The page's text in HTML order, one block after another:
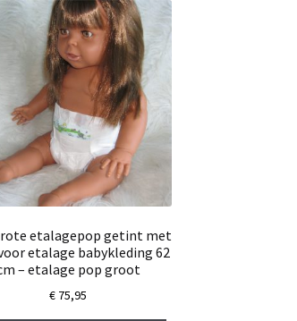
etalagepop getint met
etalage babykleding 62
– etalage pop groot
€ 75,95